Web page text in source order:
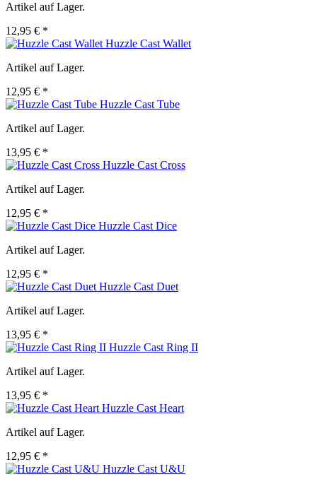
Artikel auf Lager.
12,95 € *
Huzzle Cast Wallet
Artikel auf Lager.
12,95 € *
Huzzle Cast Tube
Artikel auf Lager.
13,95 € *
Huzzle Cast Cross
Artikel auf Lager.
12,95 € *
Huzzle Cast Dice
Artikel auf Lager.
12,95 € *
Huzzle Cast Duet
Artikel auf Lager.
13,95 € *
Huzzle Cast Ring II
Artikel auf Lager.
13,95 € *
Huzzle Cast Heart
Artikel auf Lager.
12,95 € *
Huzzle Cast U&U